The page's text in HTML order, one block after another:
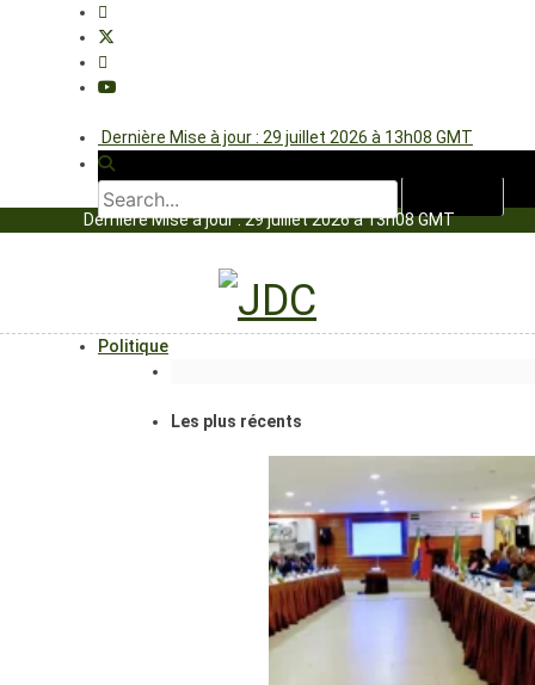
Dernière Mise à jour : 29 juillet 2026 à 13h08 GMT
Dernière Mise à jour : 29 juillet 2026 à 13h08 GMT
Politique
Les plus récents